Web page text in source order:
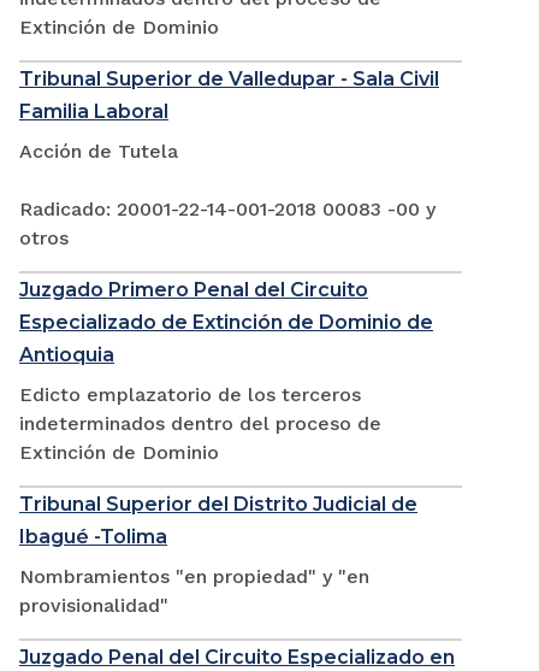
Extinción de Dominio
Tribunal Superior de Valledupar - Sala Civil
Familia Laboral
Acción de Tutela
Radicado: 20001-22-14-001-2018 00083 -00 y
otros
Juzgado Primero Penal del Circuito
Especializado de Extinción de Dominio de
Antioquia
Edicto emplazatorio de los terceros
indeterminados dentro del proceso de
Extinción de Dominio
Tribunal Superior del Distrito Judicial de
Ibagué -Tolima
Nombramientos "en propiedad" y "en
provisionalidad"
Juzgado Penal del Circuito Especializado en